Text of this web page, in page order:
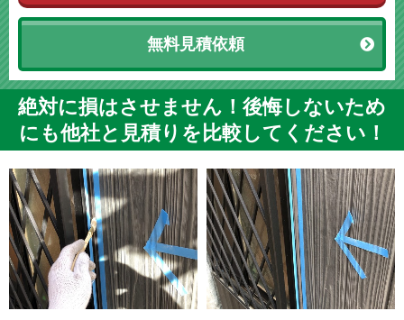
無料見積依頼
絶対に損はさせません！後悔しないため
にも他社と見積りを比較してください！